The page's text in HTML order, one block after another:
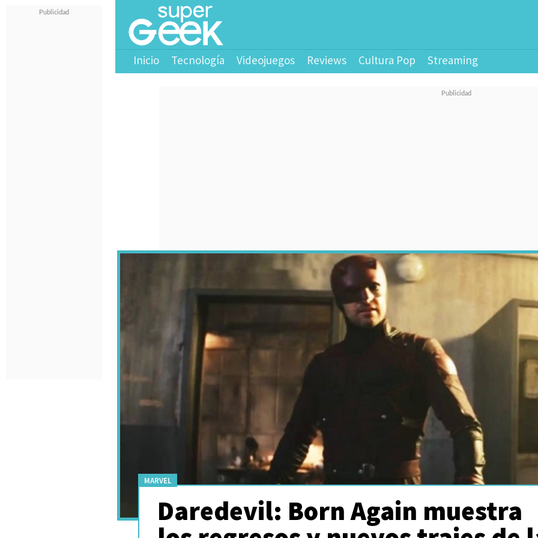
Inicio Tecnología Videojuegos Reviews Cultura Pop Streaming
MARVEL
Daredevil: Born Again muestra